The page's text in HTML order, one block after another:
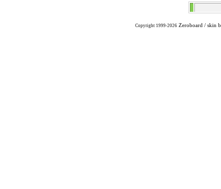
Copyright 1999-2026 Zeroboard / skin